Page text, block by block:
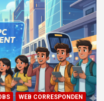
WEB CORRESPONDEN